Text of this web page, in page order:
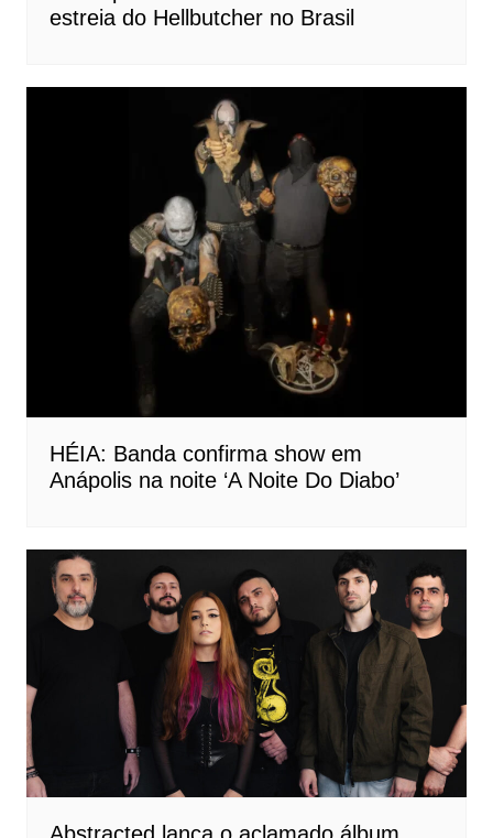
estreia do Hellbutcher no Brasil
HÉIA: Banda confirma show em
Anápolis na noite ‘A Noite Do Diabo’